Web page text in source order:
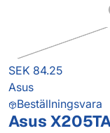
SEK 84.25
Asus
Beställningsvara
Asus